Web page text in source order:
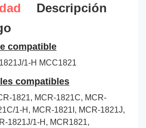
Descripción
compatible
1-H MCC1821
compatibles
1821, MCR-1821C, MCR-
1-H, MCR-1821I, MCR-1821J,
1821J/1-H, MCR1821,